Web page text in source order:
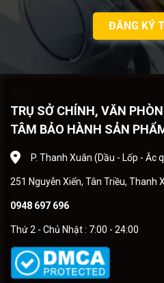
ĐĂNG KÝ
TRỤ SỞ CHÍNH, VĂN
TÂM BẢO HÀNH SẢN
P. Thanh Xuân (Dầu - Lốp - Ắc
251 Nguyễn Xiển, Tân Triều, Thanh
0948 697 696
Thứ 2 - Chủ Nhật : 7:00 - 24:00